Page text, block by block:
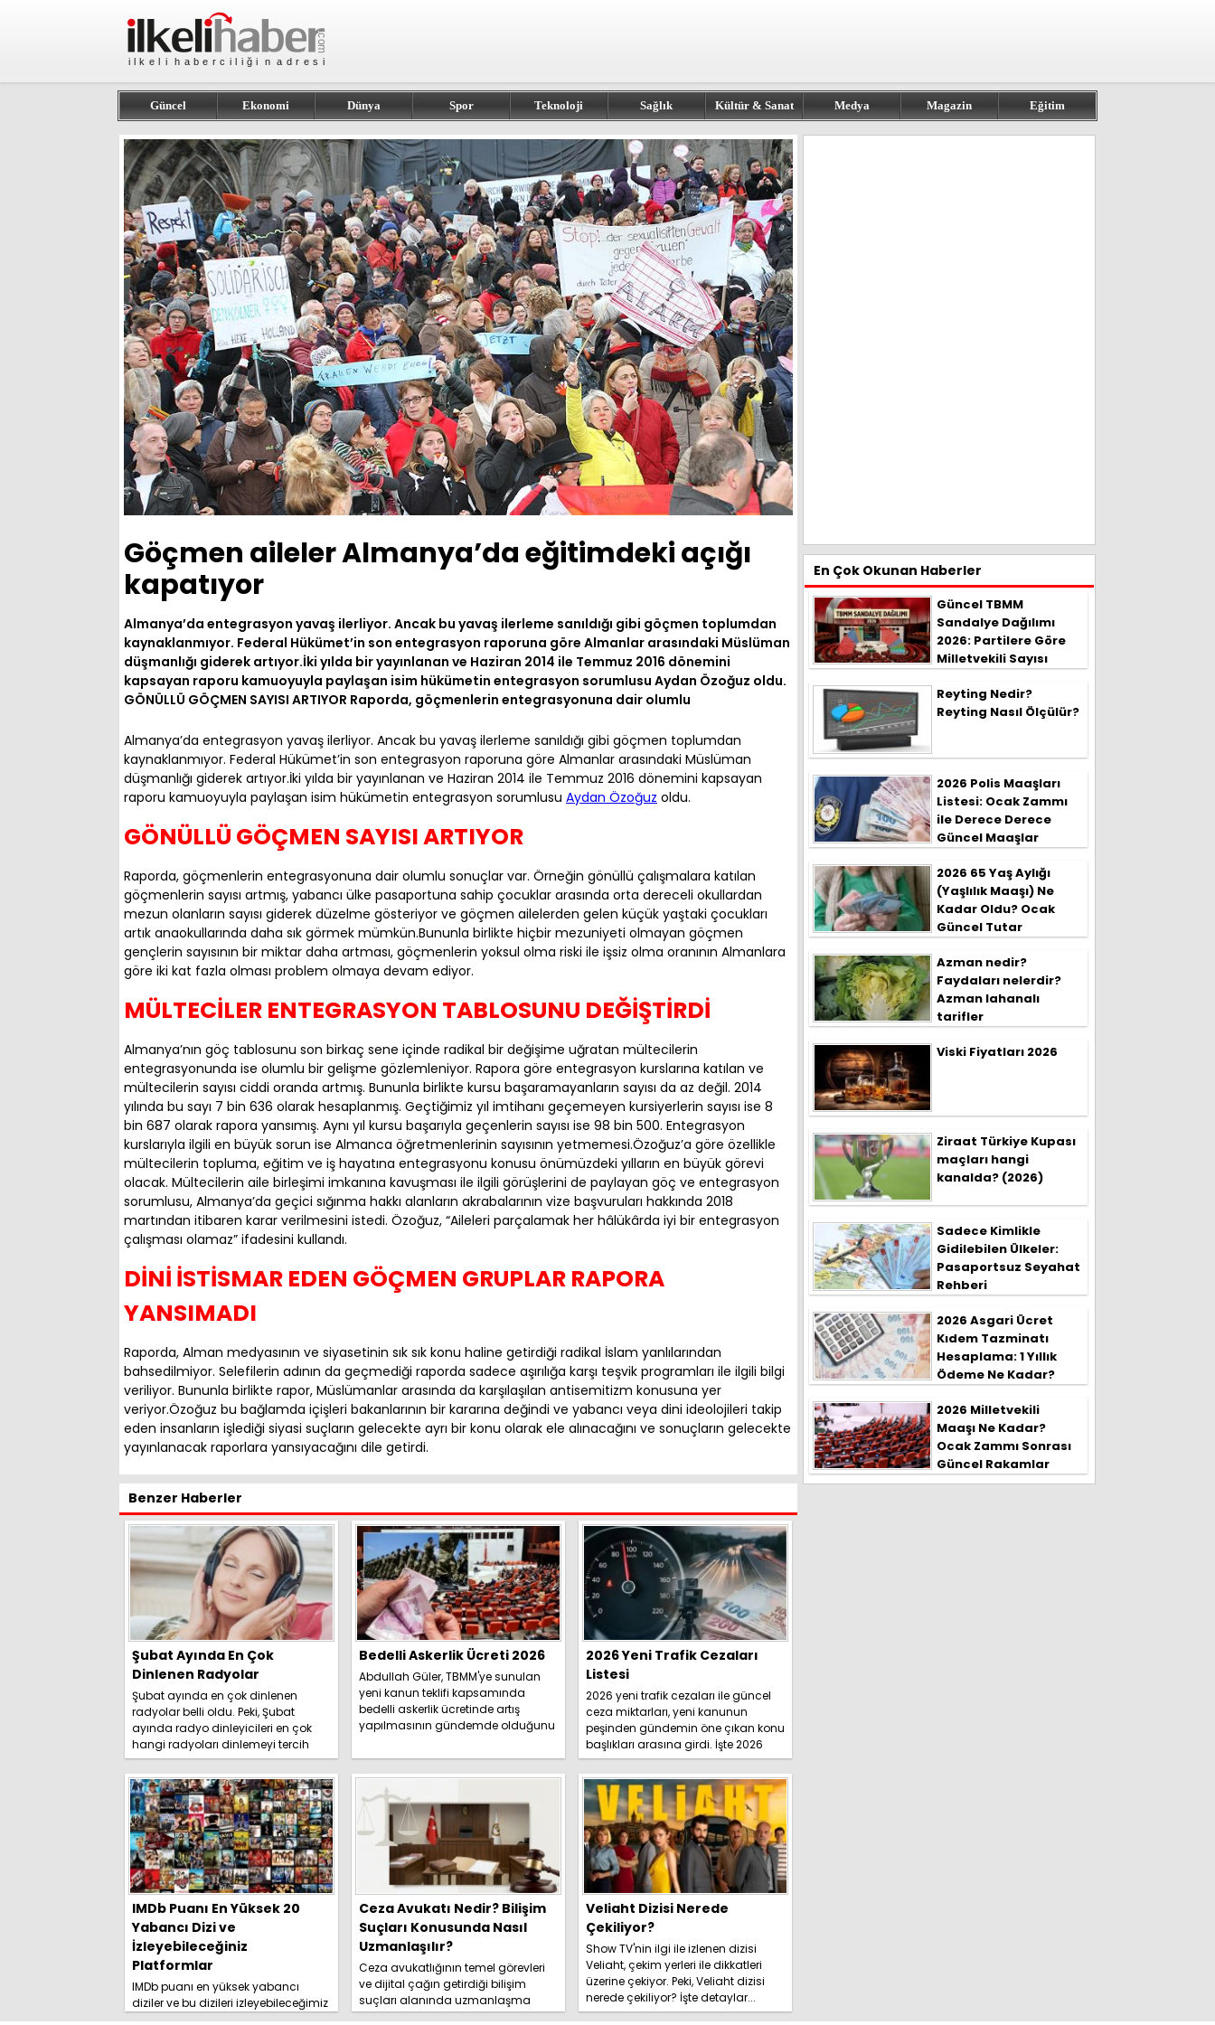
Güncel Ekonomi Dünya Spor Teknoloji Sağlık Kültür & Sanat Medya Magazin Eğitim
Göçmen aileler Almanya’da eğitimdeki açığı
kapatıyor
Almanya’da entegrasyon yavaş ilerliyor. Ancak bu yavaş ilerleme sanıldığı gibi göçmen toplumdan
kaynaklanmıyor. Federal Hükümet’in son entegrasyon raporuna göre Almanlar arasındaki Müslüman
düşmanlığı giderek artıyor.İki yılda bir yayınlanan ve Haziran 2014 ile Temmuz 2016 dönemini
kapsayan raporu kamuoyuyla paylaşan isim hükümetin entegrasyon sorumlusu Aydan Özoğuz oldu.
GÖNÜLLÜ GÖÇMEN SAYISI ARTIYOR Raporda, göçmenlerin entegrasyonuna dair olumlu
Almanya’da entegrasyon yavaş ilerliyor. Ancak bu yavaş ilerleme sanıldığı gibi göçmen toplumdan
kaynaklanmıyor. Federal Hükümet’in son entegrasyon raporuna göre Almanlar arasındaki Müslüman
düşmanlığı giderek artıyor.İki yılda bir yayınlanan ve Haziran 2014 ile Temmuz 2016 dönemini kapsayan
raporu kamuoyuyla paylaşan isim hükümetin entegrasyon sorumlusu Aydan Özoğuz oldu.
GÖNÜLLÜ GÖÇMEN SAYISI ARTIYOR
Raporda, göçmenlerin entegrasyonuna dair olumlu sonuçlar var. Örneğin gönüllü çalışmalara katılan
göçmenlerin sayısı artmış, yabancı ülke pasaportuna sahip çocuklar arasında orta dereceli okullardan
mezun olanların sayısı giderek düzelme gösteriyor ve göçmen ailelerden gelen küçük yaştaki çocukları
artık anaokullarında daha sık görmek mümkün.Bununla birlikte hiçbir mezuniyeti olmayan göçmen
gençlerin sayısının bir miktar daha artması, göçmenlerin yoksul olma riski ile işsiz olma oranının Almanlara
göre iki kat fazla olması problem olmaya devam ediyor.
MÜLTECİLER ENTEGRASYON TABLOSUNU DEĞİŞTİRDİ
Almanya’nın göç tablosunu son birkaç sene içinde radikal bir değişime uğratan mültecilerin
entegrasyonunda ise olumlu bir gelişme gözlemleniyor. Rapora göre entegrasyon kurslarına katılan ve
mültecilerin sayısı ciddi oranda artmış. Bununla birlikte kursu başaramayanların sayısı da az değil. 2014
yılında bu sayı 7 bin 636 olarak hesaplanmış. Geçtiğimiz yıl imtihanı geçemeyen kursiyerlerin sayısı ise 8
bin 687 olarak rapora yansımış. Aynı yıl kursu başarıyla geçenlerin sayısı ise 98 bin 500. Entegrasyon
kurslarıyla ilgili en büyük sorun ise Almanca öğretmenlerinin sayısının yetmemesi.Özoğuz’a göre özellikle
mültecilerin topluma, eğitim ve iş hayatına entegrasyonu konusu önümüzdeki yılların en büyük görevi
olacak. Mültecilerin aile birleşimi imkanına kavuşması ile ilgili görüşlerini de paylayan göç ve entegrasyon
sorumlusu, Almanya’da geçici sığınma hakkı alanların akrabalarının vize başvuruları hakkında 2018
martından itibaren karar verilmesini istedi. Özoğuz, “Aileleri parçalamak her hâlükârda iyi bir entegrasyon
çalışması olamaz” ifadesini kullandı.
DİNİ İSTİSMAR EDEN GÖÇMEN GRUPLAR RAPORA
YANSIMADI
Raporda, Alman medyasının ve siyasetinin sık sık konu haline getirdiği radikal İslam yanlılarından
bahsedilmiyor. Selefilerin adının da geçmediği raporda sadece aşırılığa karşı teşvik programları ile ilgili bilgi
veriliyor. Bununla birlikte rapor, Müslümanlar arasında da karşılaşılan antisemitizm konusuna yer
veriyor.Özoğuz bu bağlamda içişleri bakanlarının bir kararına değindi ve yabancı veya dini ideolojileri takip
eden insanların işlediği siyasi suçların gelecekte ayrı bir konu olarak ele alınacağını ve sonuçların gelecekte
yayınlanacak raporlara yansıyacağını dile getirdi.
Benzer Haberler
Şubat Ayında En Çok
Dinlenen Radyolar
Şubat ayında en çok dinlenen
radyolar belli oldu. Peki, Şubat
ayında radyo dinleyicileri en çok
hangi radyoları dinlemeyi tercih
etti? İşte detaylar.....
Bedelli Askerlik Ücreti 2026
Abdullah Güler, TBMM'ye sunulan
yeni kanun teklifi kapsamında
bedelli askerlik ücretinde artış
yapılmasının gündemde olduğunu
2026 Yeni Trafik Cezaları
Listesi
2026 yeni trafik cezaları ile güncel
ceza miktarları, yeni kanunun
peşinden gündemin öne çıkan konu
başlıkları arasına girdi. İşte 2026
yeni trafik ce...
IMDb Puanı En Yüksek 20
Yabancı Dizi ve
İzleyebileceğiniz
Platformlar
IMDb puanı en yüksek yabancı
diziler ve bu dizileri izleyebileceğimiz
platformlar izleyici tarafından
Ceza Avukatı Nedir? Bilişim
Suçları Konusunda Nasıl
Uzmanlaşılır?
Ceza avukatlığının temel görevleri
ve dijital çağın getirdiği bilişim
suçları alanında uzmanlaşma
yolları hakkında kapsamlı
Veliaht Dizisi Nerede
Çekiliyor?
Show TV'nin ilgi ile izlenen dizisi
Veliaht, çekim yerleri ile dikkatleri
üzerine çekiyor. Peki, Veliaht dizisi
nerede çekiliyor? İşte detaylar...
En Çok Okunan Haberler
Güncel TBMM
Sandalye Dağılımı
2026: Partilere Göre
Milletvekili Sayısı
Reyting Nedir?
Reyting Nasıl Ölçülür?
2026 Polis Maaşları
Listesi: Ocak Zammı
ile Derece Derece
Güncel Maaşlar
2026 65 Yaş Aylığı
(Yaşlılık Maaşı) Ne
Kadar Oldu? Ocak
Güncel Tutar
Azman nedir?
Faydaları nelerdir?
Azman lahanalı
tarifler
Viski Fiyatları 2026
Ziraat Türkiye Kupası
maçları hangi
kanalda? (2026)
Sadece Kimlikle
Gidilebilen Ülkeler:
Pasaportsuz Seyahat
Rehberi
2026 Asgari Ücret
Kıdem Tazminatı
Hesaplama: 1 Yıllık
Ödeme Ne Kadar?
2026 Milletvekili
Maaşı Ne Kadar?
Ocak Zammı Sonrası
Güncel Rakamlar